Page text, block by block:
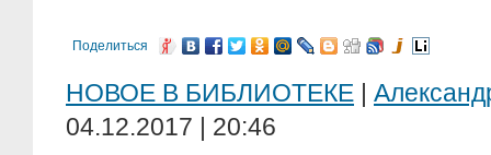
Поделиться
НОВОЕ В БИБЛИОТЕКЕ |
04.12.2017 | 20:46